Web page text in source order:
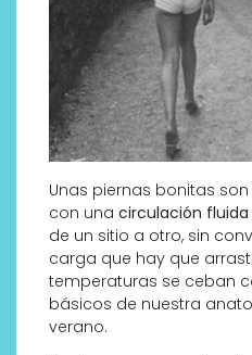
Unas piernas bonitas
con una circulación fluida
de un sitio a otro, sin
carga que hay que
temperaturas se ceban
básicos de nuestra
verano.